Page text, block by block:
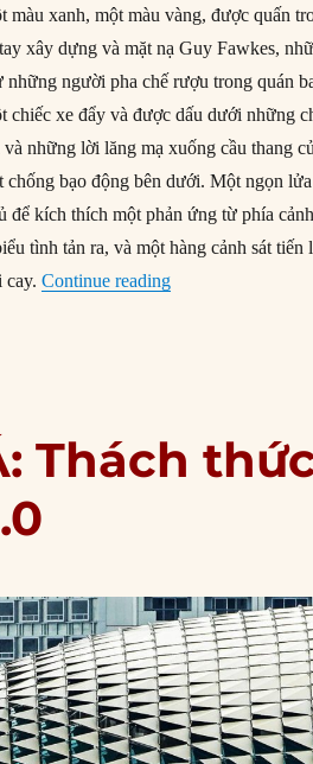
màu xanh, một màu vàng, được quấn
xây dựng và mặt nạ Guy Fawkes,
những người pha chế rượu trong quán
chiếc xe đẩy và được dấu dưới những
những lời lăng mạ xuống cầu thang
chống bạo động bên dưới. Một ngọn
để kích thích một phản ứng từ phía
tình tản ra, và một hàng cảnh sát tiến
cay. Continue reading“Bốn con hổ
Thách